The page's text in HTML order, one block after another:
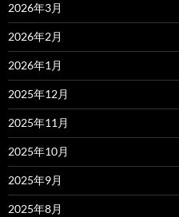
2026年3月
2026年2月
2026年1月
2025年12月
2025年11月
2025年10月
2025年9月
2025年8月